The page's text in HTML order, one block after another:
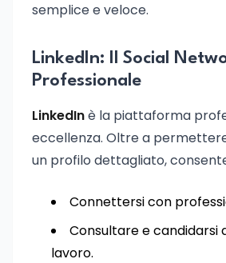
semplice e veloce.
LinkedIn: Il Social
Professionale
LinkedInè la piattaforma
eccellenza. Oltre a
un profilo dettagliato,
Connettersi con
Consultare e candidarsi
lavoro.